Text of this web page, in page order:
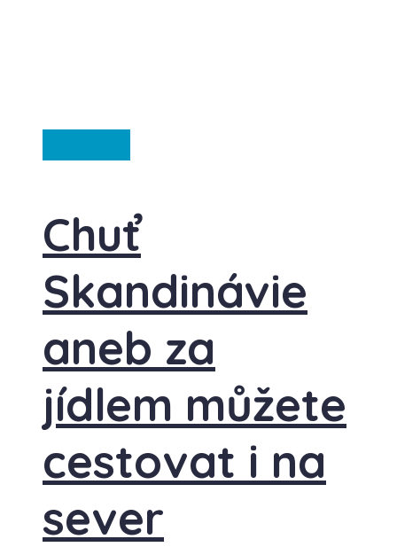
Chuť
Skandinávie
aneb za
jídlem můžete
cestovat i na
sever